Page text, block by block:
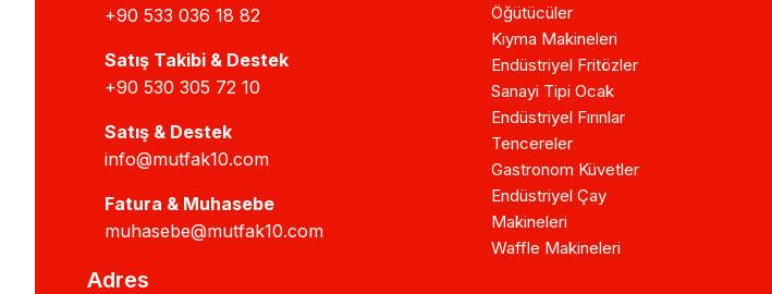
+90 533 036 18 82
Satış Takibi & Destek
+90 530 305 72 10
Satış & Destek
info@mutfak10.com
Fatura & Muhasebe
muhasebe@mutfak10.com
Adres
Öğütücüler
Kıyma Makineleri
Endüstriyel Fritözler
Sanayi Tipi Ocak
Endüstriyel Fırınlar
Tencereler
Gastronom Küvetler
Endüstriyel Çay
Makineleri
Waffle Makineleri